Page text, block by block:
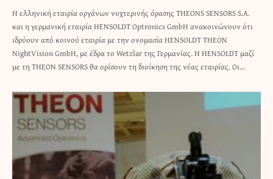
Η ελληνική εταιρία οργάνων νυχτερινής όρασης THEONS SENSORS S.A.
και η γερμανική εταιρία HENSOLDT Optronics GmbH ανακοινώνουν ότι
ιδρύουν από κοινού εταιρία με την ονομασία HENSOLDT THEON
NightVision GmbH, με έδρα το Wetzlar της Γερμανίας. Η HENSOLDT μαζί
με τη THEON SENSORS θα ορίσουν τη διοίκηση της νέας εταιρίας. Oι…